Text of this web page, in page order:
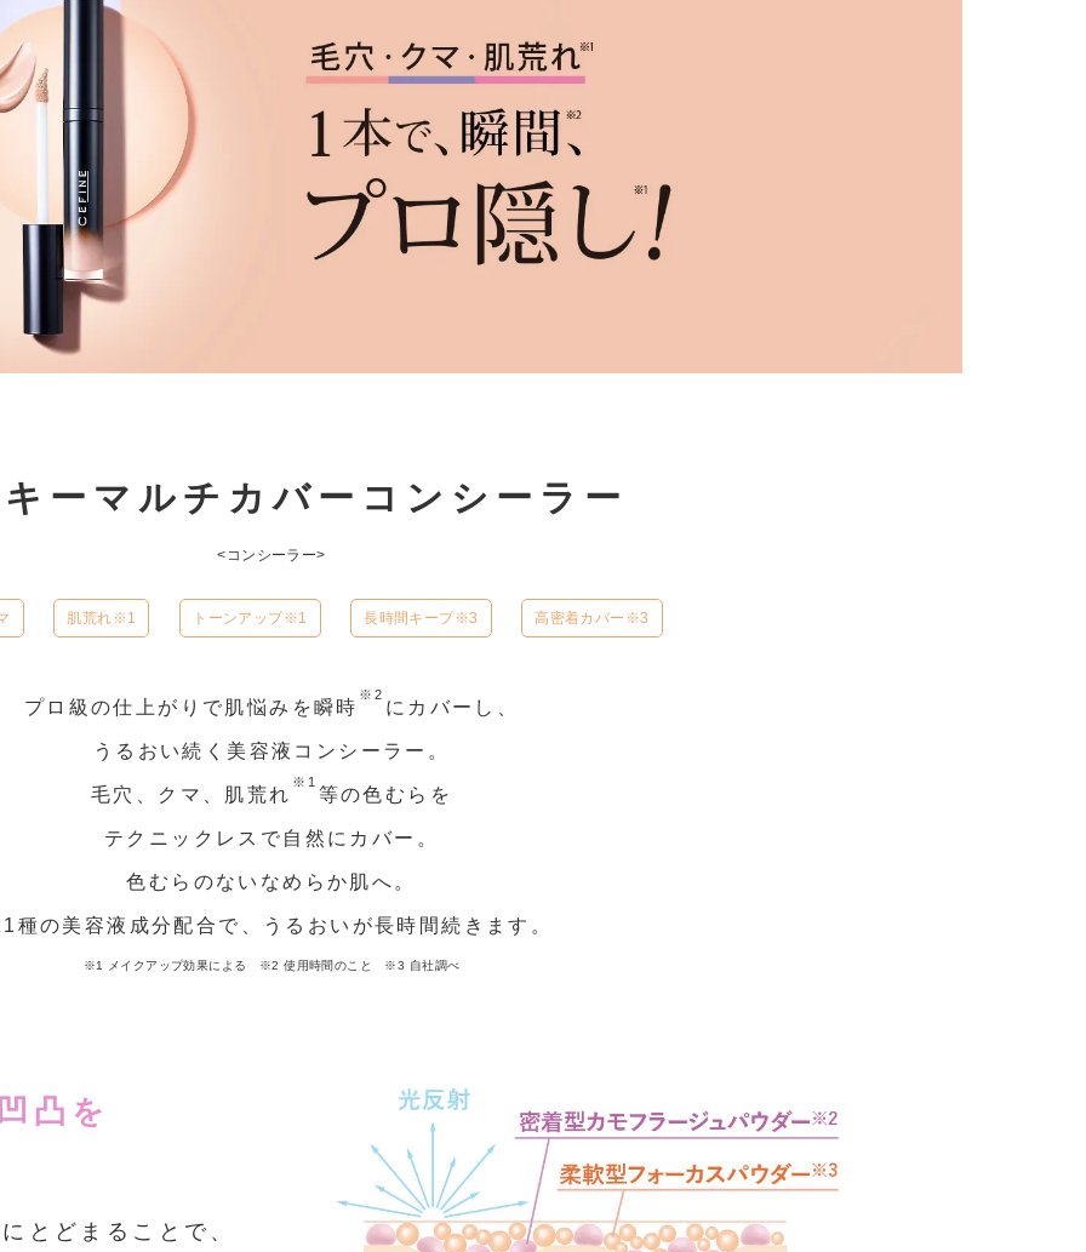
ーマルチカバー コンシーラー
<コンシーラー>
肌荒れ※1 トーンアップ※1 長時間キープ※3 高密着カバー※3
プロ級の仕上がりで肌悩みを瞬時
※2
にカバーし、
うるおい続く美容液コンシーラー。
毛穴、クマ、肌荒れ
※1
等の色むらを
テクニックレスで自然にカバー。
色むらのないなめらか肌へ。
種の美容液成分配合で、うるおいが長時間続きます。
※1 メイクアップ効果による ※2 使用時間のこと ※3 自社調べ
凸を
とどまることで、